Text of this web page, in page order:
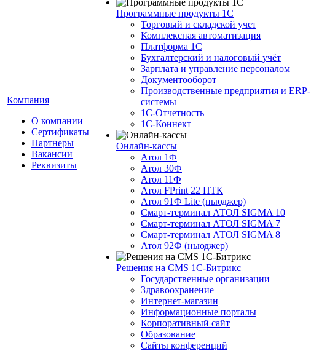
Компания
О компании
Сертификаты
Партнеры
Вакансии
Реквизиты
Программные продукты 1С
Торговый и складской учет
Комплексная автоматизация
Платформа 1С
Бухгалтерский и налоговый учёт
Зарплата и управление персоналом
Документооборот
Производственные предприятия и ERP-
системы
1С-Отчетность
1С-Коннект
Онлайн-кассы
Атол 1Ф
Атол 30Ф
Атол 11Ф
Атол FPrint 22 ПТК
Атол 91Ф Lite (ньюджер)
Смарт-терминал АТОЛ SIGMA 10
Смарт-терминал АТОЛ SIGMA 7
Смарт-терминал АТОЛ SIGMA 8
Атол 92Ф (ньюджер)
Решения на CMS 1С-Битрикс
Государственные организации
Здравоохранение
Интернет-магазин
Информационные порталы
Корпоративный сайт
Образование
Сайты конференций